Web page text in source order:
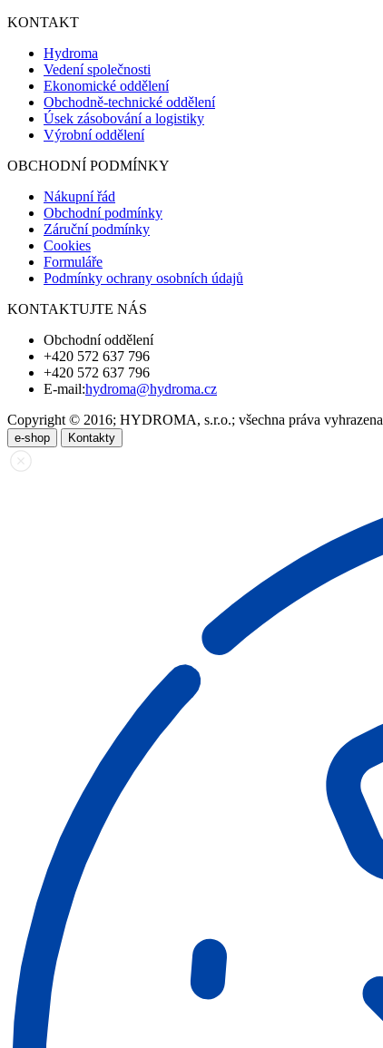
KONTAKT
Hydroma
Vedení společnosti
Ekonomické oddělení
Obchodně-technické oddělení
Úsek zásobování a logistiky
Výrobní oddělení
OBCHODNÍ PODMÍNKY
Nákupní řád
Obchodní podmínky
Záruční podmínky
Cookies
Formuláře
Podmínky ochrany osobních údajů
KONTAKTUJTE NÁS
Obchodní oddělení
+420 572 637 796
+420 572 637 796
E-mail:hydroma@hydroma.cz
Copyright © 2016; HYDROMA, s.r.o.; všechna práva vyhrazena
e-shop Kontakty